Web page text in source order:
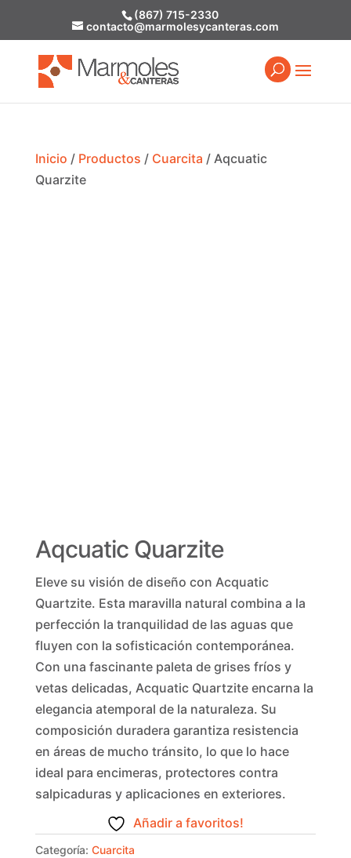
(867) 715-2330
contacto@marmolesycanteras.com
Inicio / Productos / Cuarcita / Aqcuatic
Quarzite
Aqcuatic Quarzite
Eleve su visión de diseño con Acquatic
Quartzite. Esta maravilla natural combina a la
perfección la tranquilidad de las aguas que
fluyen con la sofisticación contemporánea.
Con una fascinante paleta de grises fríos y
vetas delicadas, Acquatic Quartzite encarna la
elegancia atemporal de la naturaleza. Su
composición duradera garantiza resistencia
en áreas de mucho tránsito, lo que lo hace
ideal para encimeras, protectores contra
salpicaduras y aplicaciones en exteriores.
Añadir a favoritos!
Categoría: Cuarcita